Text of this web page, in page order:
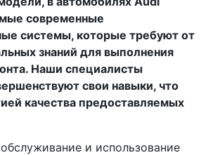
современные
системы, которые требуют от
знаний для выполнения
Наши специалисты
свои навыки, что
качества предоставляемых
и использование